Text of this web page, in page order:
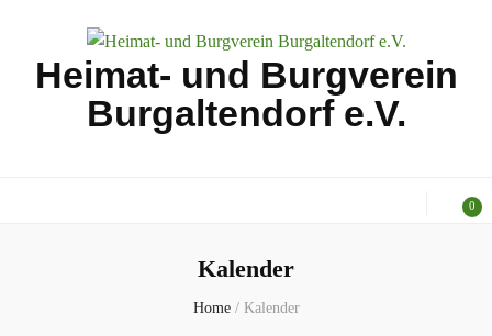
Heimat- und Burgverein
Burgaltendorf e.V.
0
Kalender
Home / Kalender